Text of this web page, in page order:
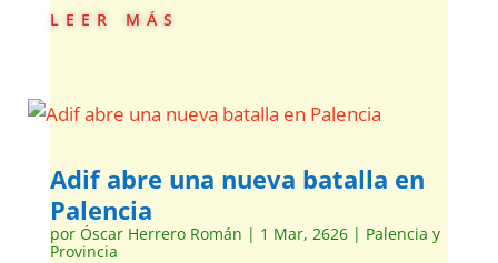
leer más
Adif abre una nueva batalla en
Palencia
por Óscar Herrero Román | 1 Mar, 2626| Palencia y
Provincia